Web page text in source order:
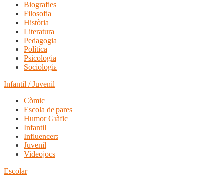
Biografies
Filosofia
Història
Literatura
Pedagogia
Política
Psicologia
Sociologia
Infantil / Juvenil
Còmic
Escola de pares
Humor Gràfic
Infantil
Influencers
Juvenil
Videojocs
Escolar